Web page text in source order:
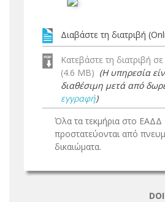
Διαβάστε τη διατριβή
Κατεβάστε τη διατριβή
(4.6 MB) (Η υπηρεσία
διαθέσιμη μετά από
εγγραφή)
Όλα τα τεκμήρια στο ΕΑΔΔ
προστατεύονται από
δικαιώματα.
DOI